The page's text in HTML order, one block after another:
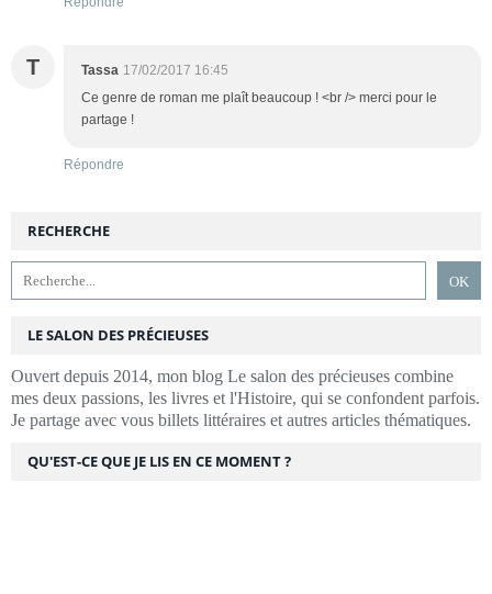
T Tassa 17/02/2017 16:45
Ce genre de roman me plaît beaucoup ! <br /> merci pour le
partage !
Répondre
RECHERCHE
LE SALON DES PRÉCIEUSES
Ouvert depuis 2014, mon blog Le salon des précieuses combine
mes deux passions, les livres et l'Histoire, qui se confondent parfois.
Je partage avec vous billets littéraires et autres articles thématiques.
QU'EST-CE QUE JE LIS EN CE MOMENT ?